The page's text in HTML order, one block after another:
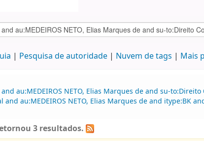
Pesquisa de autoridade Nuvem de tags Mais
au:MEDEIROS NETO, Elias Marques de and su-
au:MEDEIROS NETO, Elias Marques de and itype:BK
3 resultados.